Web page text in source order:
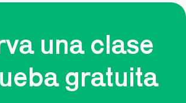
una clase
gratuita